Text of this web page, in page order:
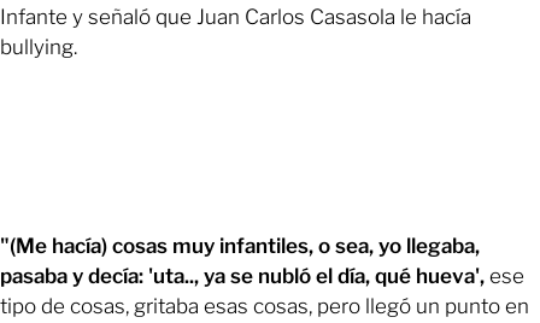
Infante y señaló que Juan Carlos Casasola le hacía
bullying.
"(Me hacía) cosas muy infantiles, o sea, yo llegaba,
pasaba y decía: 'uta.., ya se nubló el día, qué hueva', ese
tipo de cosas, gritaba esas cosas, pero llegó un punto en